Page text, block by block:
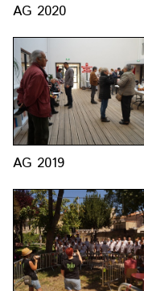
AG 2020
AG 2019